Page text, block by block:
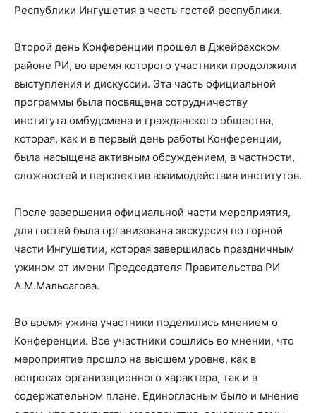
Республики Ингушетия в честь гостей республики.
Второй день Конференции прошел в Джейрахском
районе РИ, во время которого участники продолжили
выступления и дискуссии. Эта часть официальной
программы была посвящена сотрудничеству
института омбудсмена и гражданского общества,
которая, как и в первый день работы Конференции,
была насыщена активным обсуждением, в частности,
сложностей и перспектив взаимодействия институтов.
После завершения официальной части мероприятия,
для гостей была организована экскурсия по горной
части Ингушетии, которая завершилась праздничным
ужином от имени Председателя Правительства РИ
А.М.Мальсагова.
Во время ужина участники поделились мнением о
Конференции. Все участники сошлись во мнении, что
мероприятие прошло на высшем уровне, как в
вопросах организационного характера, так и в
содержательном плане. Единогласным было и мнение